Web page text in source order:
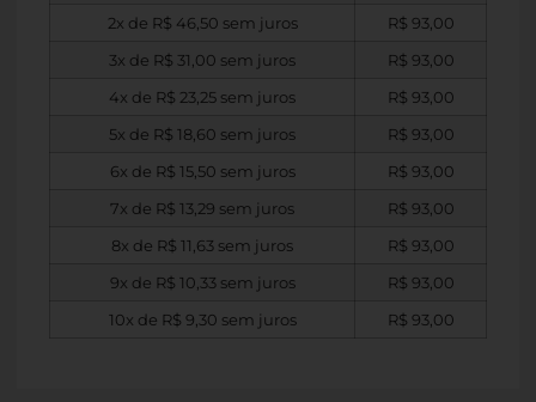
2x de R$ 46,50 sem juros R$ 93,00
3x de R$ 31,00 sem juros R$ 93,00
4x de R$ 23,25 sem juros R$ 93,00
5x de R$ 18,60 sem juros R$ 93,00
6x de R$ 15,50 sem juros R$ 93,00
7x de R$ 13,29 sem juros R$ 93,00
8x de R$ 11,63 sem juros R$ 93,00
9x de R$ 10,33sem juros R$ 93,00
10x de R$ 9,30 sem juros R$ 93,00